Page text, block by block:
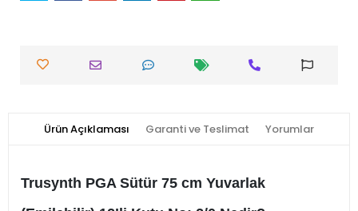
Ürün Açıklaması Garanti ve Teslimat Yorumlar
Trusynth PGA Sütür 75 cm Yuvarlak